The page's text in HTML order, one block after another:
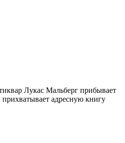
Лукас Мальберг прибывает
адресную книгу